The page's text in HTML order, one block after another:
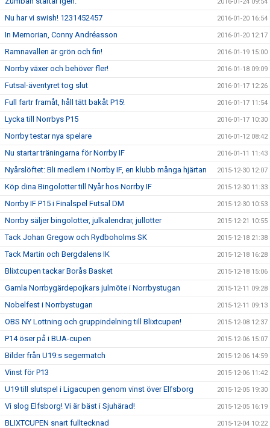
Nu har vi swish! 1231452457 2016-01-20 16:54
In Memorian, Conny Andréasson 2016-01-20 12:17
Ramnavallen är grön och fin! 2016-01-19 15:00
Norrby växer och behöver fler! 2016-01-18 09:09
Futsal-äventyret tog slut 2016-01-17 12:26
Full fartr framåt, håll tätt bakåt P15! 2016-01-17 11:54
Lycka till Norrbys P15 2016-01-17 10:30
Norrby testar nya spelare 2016-01-12 08:42
Nu startar träningarna för Norrby IF 2016-01-11 11:43
Nyårslöftet: Bli medlem i Norrby IF, en klubb många hjärtan 2015-12-30 12:07
Köp dina Bingolotter till Nyår hos Norrby IF 2015-12-30 11:33
Norrby IF P15 i Finalspel Futsal DM 2015-12-30 10:53
Norrby säljer bingolotter, julkalendrar, jullotter 2015-12-21 10:55
Tack Johan Gregow och Rydboholms SK 2015-12-18 21:38
Tack Martin och Bergdalens IK 2015-12-18 16:28
Blixtcupen tackar Borås Basket 2015-12-18 15:06
Gamla Norrbygärdepojkars julmöte i Norrbystugan 2015-12-11 09:28
Nobelfest i Norrbystugan 2015-12-11 09:13
OBS NY Lottning och gruppindelning till Blixtcupen! 2015-12-08 12:37
P14 öser på i BUA-cupen 2015-12-06 15:07
Bilder från U19:s segermatch 2015-12-06 14:59
Vinst för P13 2015-12-06 11:42
U19 till slutspel i Ligacupen genom vinst över Elfsborg 2015-12-05 19:30
Vi slog Elfsborg! Vi är bäst i Sjuhärad! 2015-12-05 16:19
BLIXTCUPEN snart fulltecknad 2015-12-04 10:22